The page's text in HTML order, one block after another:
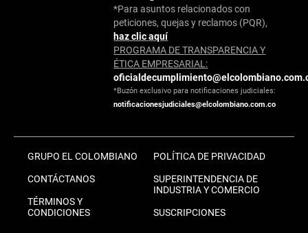
*Para asuntos relacionados con
peticiones, quejas y reclamos (PQR),
haz clic aquí
PROGRAMA DE TRANSPARENCIA Y
ÉTICA EMPRESARIAL:
*Buzón exclusivo para notificaciones judiciales:
notificacionesjudiciales@elcolombiano.com.co
GRUPO EL COLOMBIANO
CONTÁCTANOS
TÉRMINOS Y
CONDICIONES
POLÍTICA DE PRIVACIDAD
SUPERINTENDENCIA DE
INDUSTRIA Y COMERCIO
SUSCRIPCIONES